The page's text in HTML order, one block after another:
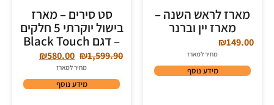
מארז לראש השנה –
מארז יין וברנר
₪149.00
מחיר למארז
מידע נוסף
סט סירים – מארז
בישול יוקרתי 5 חלקים
– דגם Black Touch
₪1,599.90
₪580.00
מחיר למארז
מידע נוסף